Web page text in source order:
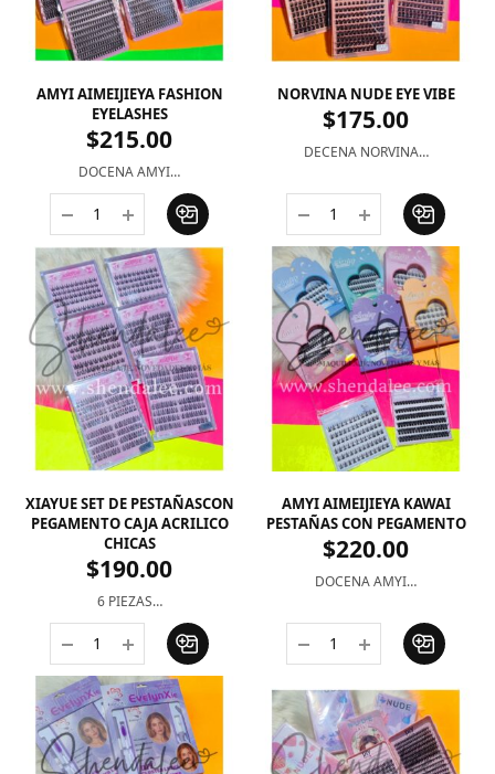
AMYI AIMEIJIEYA FASHION
EYELASHES
$215.00
DOCENA AMYI…
NORVINA NUDE EYE VIBE
$175.00
DECENA NORVINA…
XIAYUE SET DE PESTAÑASCON
PEGAMENTO CAJA ACRILICO
CHICAS
$190.00
6 PIEZAS…
AMYI AIMEIJIEYA KAWAI
PESTAÑAS CON PEGAMENTO
$220.00
DOCENA AMYI…